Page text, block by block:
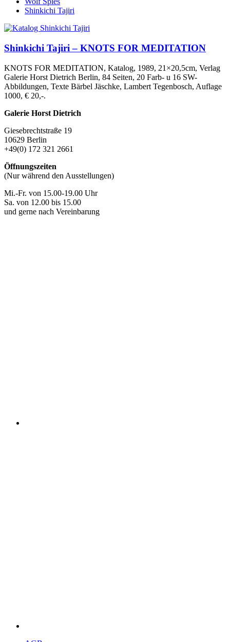
Shinkichi Tajiri
Shinkichi Tajiri – KNOTS FOR MEDITATION
KNOTS FOR MEDITATION, Katalog, 1989, 21×20,5cm, Verlag
Galerie Horst Dietrich Berlin, 84 Seiten, 20 Farb- u 16 SW-
Abbildungen, Texte Bärbel Jäschke, Lambert Tegenbosch, Auflage
1000, € 20,-.
Galerie Horst Dietrich
Giesebrechtstraße 19
10629 Berlin
+49(0) 172 321 2661
Öffnungszeiten
(Nur während den Ausstellungen)
Mi.-Fr. von 15.00-19.00 Uhr
Sa. von 12.00 bis 15.00
und gerne nach Vereinbarung